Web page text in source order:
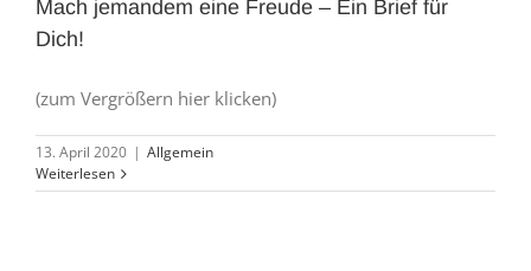
Mach jemandem eine Freude – Ein Brief für
Dich!
(zum Vergrößern hier klicken)
13. April 2020 | Allgemein
Weiterlesen